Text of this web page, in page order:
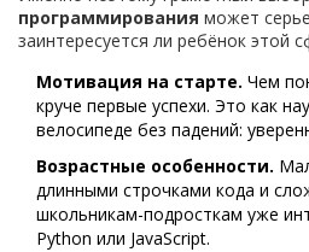
программирования может
заинтересуется ли ребёнок этой
Мотивация на старте. Чем
круче первые успехи. Это как
велосипеде без падений:
Возрастные особенности.
длинными строчками кода и
школьникам-подросткам уже
Python или JavaScript.